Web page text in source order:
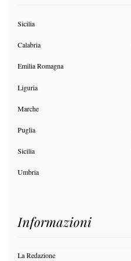
Sicilia
Calabria
Emilia Romagna
Liguria
Marche
Puglia
Sicilia
Umbria
Informazioni
La Redazione